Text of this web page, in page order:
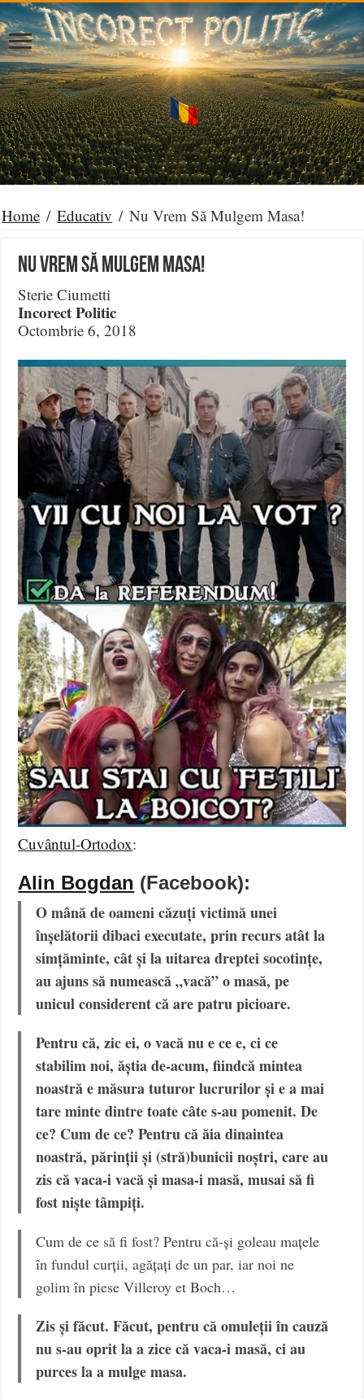
Home / Educativ / Nu Vrem Să Mulgem Masa!
Nu Vrem Să Mulgem Masa!
Sterie Ciumetti
Incorect Politic
Octombrie 6, 2018
Cuvântul-Ortodox:
Alin Bogdan (Facebook):
O mână de oameni căzuți victimă unei
înșelătorii dibaci executate, prin recurs atât la
simțăminte, cât și la uitarea dreptei socotințe,
au ajuns să numească „vacă” o masă, pe
unicul considerent că are patru picioare.
Pentru că, zic ei, o vacă nu e ce e, ci ce
stabilim noi, ăștia de-acum, fiindcă mintea
noastră e măsura tuturor lucrurilor și e a mai
tare minte dintre toate câte s-au pomenit. De
ce? Cum de ce? Pentru că ăia dinaintea
noastră, părinții și (stră)bunicii noștri, care au
zis că vaca-i vacă și masa-i masă, musai să fi
fost niște tâmpiți.
Cum de ce să fi fost? Pentru că-și goleau mațele
în fundul curții, agățați de un par, iar noi ne
golim în piese Villeroy et Boch…
Zis și făcut. Făcut, pentru că omuleții în cauză
nu s-au oprit la a zice că vaca-i masă, ci au
purces la a mulge masa.